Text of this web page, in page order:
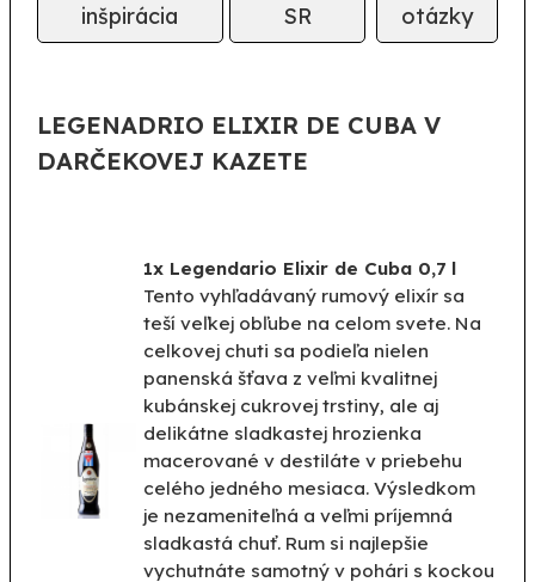
inšpirácia
SR
otázky
LEGENADRIO ELIXIR DE CUBA V
DARČEKOVEJ KAZETE
1x Legendario Elixir de Cuba 0,7 l
Tento vyhľadávaný rumový elixír sa
teší veľkej obľube na celom svete. Na
celkovej chuti sa podieľa nielen
panenská šťava z veľmi kvalitnej
kubánskej cukrovej trstiny, ale aj
delikátne sladkastej hrozienka
macerované v destiláte v priebehu
celého jedného mesiaca. Výsledkom
je nezameniteľná a veľmi príjemná
sladkastá chuť. Rum si najlepšie
vychutnáte samotný v pohári s kockou